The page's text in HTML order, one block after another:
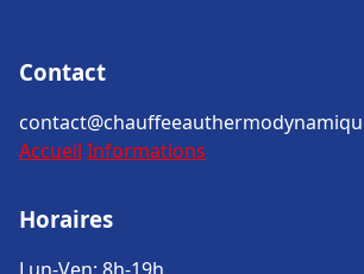
Contact
Accueil Informations
Horaires